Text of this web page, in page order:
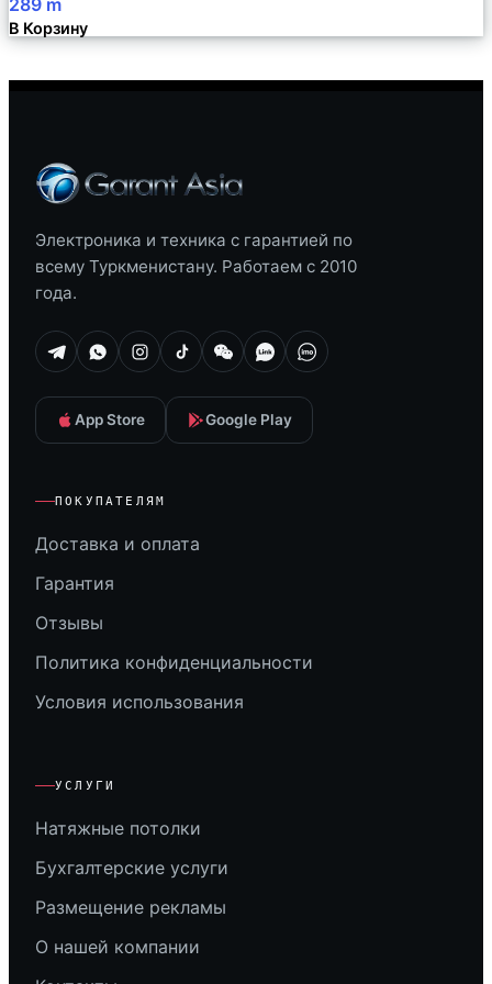
289 m
В Корзину
Электроника и техника с гарантией по
всему Туркменистану. Работаем с 2010
года.
App Store Google Play
ПОКУПАТЕЛЯМ
Доставка и оплата
Гарантия
Отзывы
Политика конфиденциальности
Условия использования
УСЛУГИ
Натяжные потолки
Бухгалтерские услуги
Размещение рекламы
О нашей компании